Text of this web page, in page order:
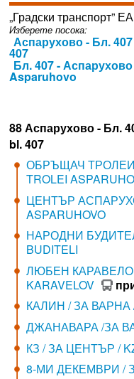
„Градски транспорт”
Изберете посока:
Аспарухово - Бл.
407
Бл. 407 -
Asparuhovo
88 Аспарухово - Бл.
bl. 407
ОБРЪЩАЧ ТРОЛЕИ
TROLEI
ЦЕНТЪР
ASPARUHOVO
НАРОДНИ
BUDITELI
ЛЮБЕН
KARAVELOV
КАЛИН / ЗА ВАРНА
ДЖАНАВАРА /ЗА
КЗ / ЗА ЦЕНТЪР /
8-МИ ДЕКЕМВРИ /